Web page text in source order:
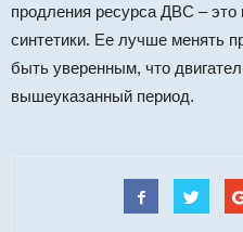
продления ресурса ДВС – это
синтетики. Ее лучше менять
быть уверенным, что
вышеуказанный период.